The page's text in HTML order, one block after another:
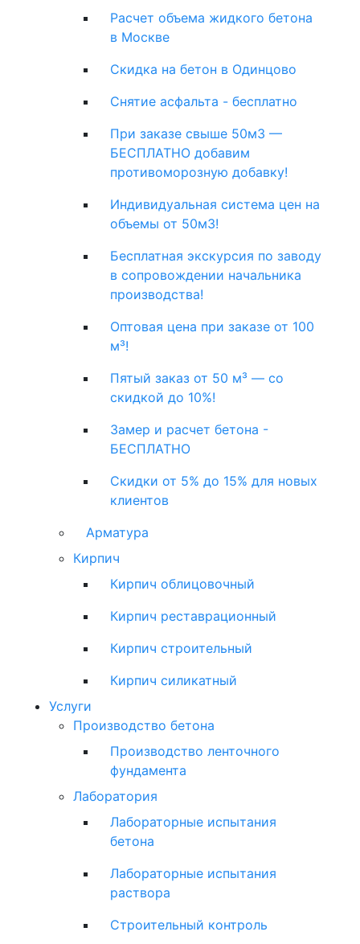
Расчет объема жидкого бетона
в Москве
Скидка на бетон в Одинцово
Снятие асфальта - бесплатно
При заказе свыше 50м3 —
БЕСПЛАТНО добавим
противоморозную добавку!
Индивидуальная система цен на
объемы от 50м3!
Бесплатная экскурсия по заводу
в сопровождении начальника
производства!
Оптовая цена при заказе от 100
м³!
Пятый заказ от 50 м³ — со
скидкой до 10%!
Замер и расчет бетона -
БЕСПЛАТНО
Скидки от 5% до 15% для новых
клиентов
Арматура
Кирпич
Кирпич облицовочный
Кирпич реставрационный
Кирпич строительный
Кирпич силикатный
Услуги
Производство бетона
Производство ленточного
фундамента
Лаборатория
Лабораторные испытания
бетона
Лабораторные испытания
раствора
Строительный контроль